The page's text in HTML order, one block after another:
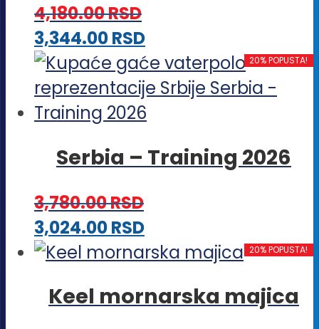
biti
izabrane
na
stranici
proizvoda.
4,180.00RSD
3,344.00RSDOvaj
proizvod
ima
više
Opcije
na
stranici
proizvoda.
20% POPUSTA!
Serbia – Training 2026
3,780.00RSD
3,024.00RSDOvaj
proizvod
više
20% POPUSTA!
Keel mornarska majica